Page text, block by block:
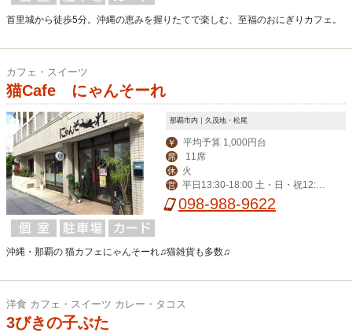
首里城から徒歩5分。沖縄の恵みを握りたてで楽しむ、至福のおにぎりカフェ。
カフェ・スイーツ
猫Cafe にゃんそーれ
那覇市内｜久茂地・松尾
￥ 平均予算 1,000円台
席 11席
休 火
営
平日13:30-18:00 土・日・祝12:30
-18:30098-988-9622
沖縄・那覇の 猫カフェにゃんそーれ♫猫雑貨も多数♫
洋食 カフェ・スイーツ カレー・タコス
3びきの子ぶた